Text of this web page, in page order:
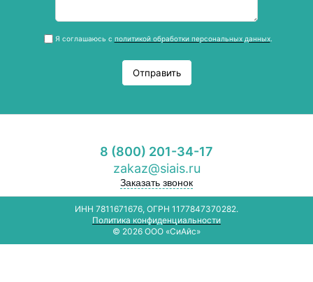
Я соглашаюсь с политикой обработки персональных данных.
Отправить
8 (800) 201-34-17
zakaz@siais.ru
Заказать звонок
ИНН 7811671676, ОГРН 1177847370282.
Политика конфиденциальности
© 2026 ООО «СиАйс»